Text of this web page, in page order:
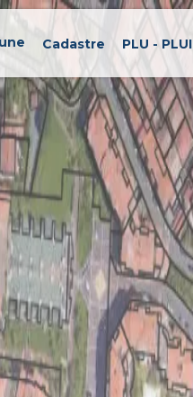
Cadastre PLU - PLUI